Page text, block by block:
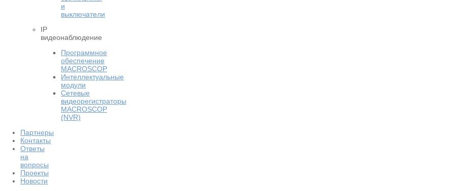
и
выключатели
IP
видеонаблюдение
Программное
обеспечение
MACROSCOP
Интеллектуальные
модули
Сетевые
видеорегистраторы
MACROSCOP
(NVR)
Партнеры
Контакты
Ответы
на
вопросы
Проекты
Новости